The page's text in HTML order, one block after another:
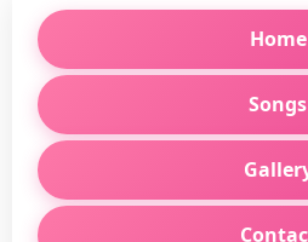
Home
Songs